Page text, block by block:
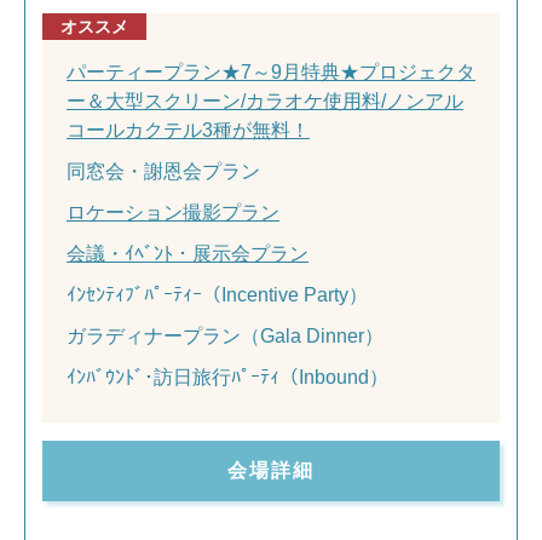
オススメ
パーティープラン★7～9月特典★プロジェクタ
ー＆大型スクリーン/カラオケ使用料/ノンアル
コールカクテル3種が無料！
同窓会・謝恩会プラン
ロケーション撮影プラン
会議・ｲﾍﾞﾝﾄ・展示会プラン
ｲﾝｾﾝﾃｨﾌﾞﾊﾟｰﾃｨｰ（Incentive Party）
ガラディナープラン（Gala Dinner）
ｲﾝﾊﾞｳﾝﾄﾞ･訪日旅行ﾊﾟｰﾃｨ（Inbound）
会場詳細